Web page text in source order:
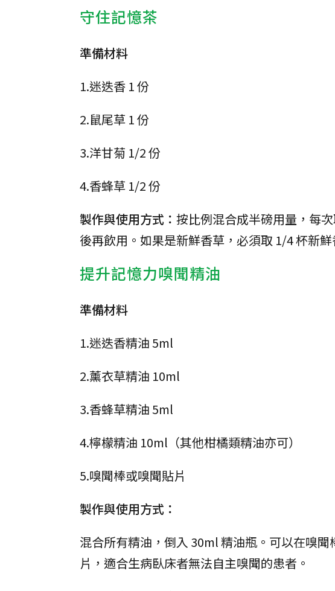
守住記憶茶
準備材料
1.迷迭香 1 份
2.鼠尾草 1 份
3.洋甘菊 1/2 份
4.香蜂草 1/2 份
製作與使用方式： 按比例混合成半磅用量，每
後再飲用。如果是新鮮香草，必須取 1/4 杯新鮮
提升記憶力嗅聞精油
準備材料
1.迷迭香精油 5ml
2.薰衣草精油 10ml
3.香蜂草精油 5ml
4.檸檬精油 10ml（其他柑橘類精油亦可）
5.嗅聞棒或嗅聞貼片
製作與使用方式：
混合所有精油，倒入 30ml 精油瓶。可以在嗅
片，適合生病臥床者無法自主嗅聞的患者。